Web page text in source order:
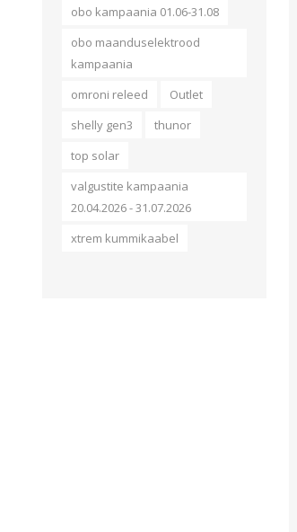
obo kampaania 01.06-31.08
obo maanduselektrood
kampaania
omroni releed
Outlet
shelly gen3
thunor
top solar
valgustite kampaania
20.04.2026 - 31.07.2026
xtrem kummikaabel